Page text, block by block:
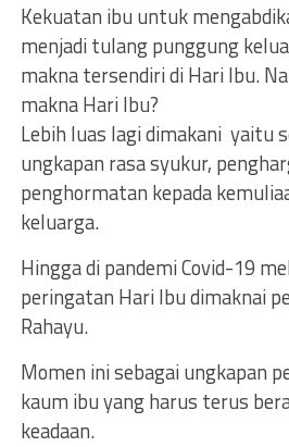
Kekuatan ibu untuk
menjadi tulang punggung
makna tersendiri di Hari Ibu.
makna Hari Ibu?
Lebih luas lagi dimakani yaitu
ungkapan rasa syukur,
penghormatan kepada
keluarga.
Hingga di pandemi Covid-19
peringatan Hari Ibu dimaknai
Rahayu.
Momen ini sebagai ungkapan
kaum ibu yang harus terus
keadaan.